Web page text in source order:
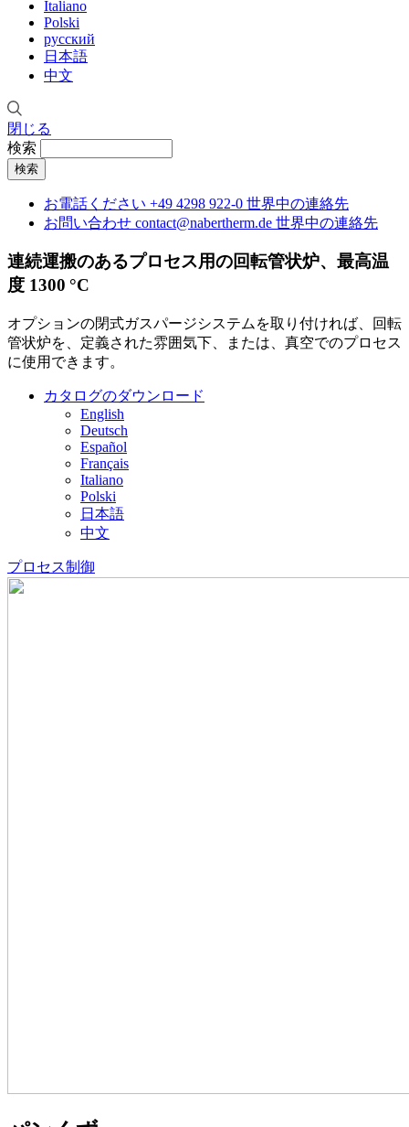
Italiano
Polski
русский
日本語
中文
閉じる
検索
お電話ください +49 4298 922-0 世界中の連絡先
お問い合わせ contact@nabertherm.de 世界中の連絡先
連続運搬のあるプロセス用の回転管状炉、最高温
度 1300 °C
オプションの閉式ガスパージシステムを取り付ければ、回転
管状炉を、定義された雰囲気下、または、真空でのプロセス
に使用できます。
カタログのダウンロード
English
Deutsch
Español
Français
Italiano
Polski
日本語
中文
プロセス制御